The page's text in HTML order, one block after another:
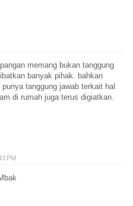
memang bukan tanggung
banyak pihak. bahkan
tanggung jawab terkait hal
di rumah juga terus digiatkan.
PM